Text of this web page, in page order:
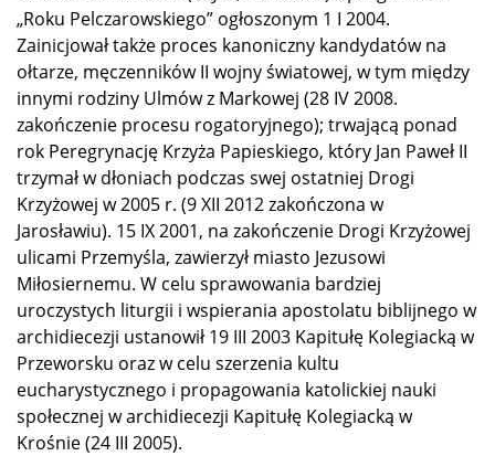
„Roku Pelczarowskiego” ogłoszonym 1 I 2004.
Zainicjował także proces kanoniczny kandydatów na
ołtarze, męczenników II wojny światowej, w tym między
innymi rodziny Ulmów z Markowej (28 IV 2008.
zakończenie procesu rogatoryjnego); trwającą ponad
rok Peregrynację Krzyża Papieskiego, który Jan Paweł II
trzymał w dłoniach podczas swej ostatniej Drogi
Krzyżowej w 2005 r. (9 XII 2012 zakończona w
Jarosławiu). 15 IX 2001, na zakończenie Drogi Krzyżowej
ulicami Przemyśla, zawierzył miasto Jezusowi
Miłosiernemu. W celu sprawowania bardziej
uroczystych liturgii i wspierania apostolatu biblijnego w
archidiecezji ustanowił 19 III 2003 Kapitułę Kolegiacką w
Przeworsku oraz w celu szerzenia kultu
eucharystycznego i propagowania katolickiej nauki
społecznej w archidiecezji Kapitułę Kolegiacką w
Krośnie (24 III 2005).